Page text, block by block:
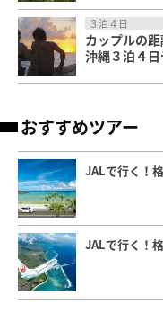
３泊４日
カップルの
沖縄３泊４
おすすめツアー
JALで行く！
JALで行く！